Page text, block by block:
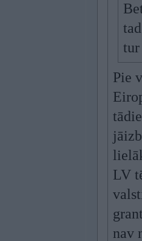
tur
Pie
LV
nav